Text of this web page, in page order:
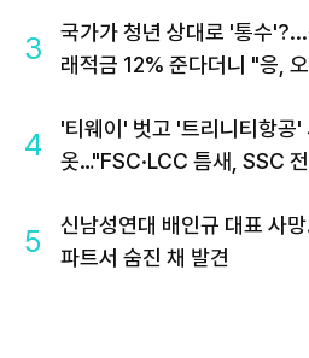
3
국가가 청년 상대로 '통수'?...
래적금 12% 준다더니 "응,
4
'티웨이' 벗고 '트리니티항공'
옷…"FSC·LCC 틈새, SSC
5
신남성연대 배인규 대표 사
파트서 숨진 채 발견